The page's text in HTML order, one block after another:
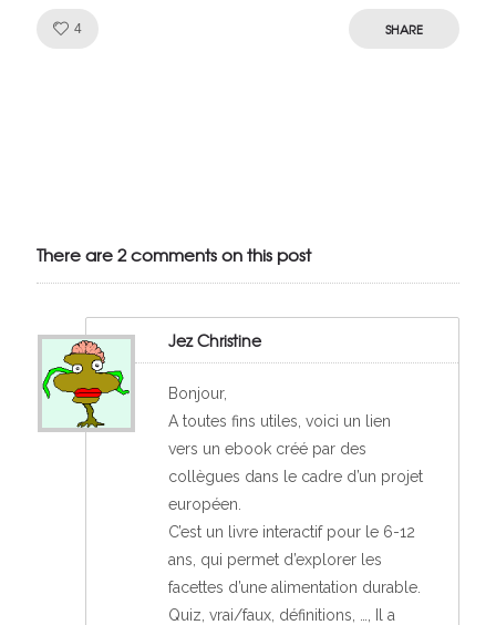
4 SHARE
There are 2 comments on this post
Jez Christine
Bonjour,
A toutes fins utiles, voici un lien
vers un ebook créé par des
collègues dans le cadre d’un projet
européen.
C’est un livre interactif pour le 6-12
ans, qui permet d’explorer les
facettes d’une alimentation durable.
Quiz, vrai/faux, définitions, …, Il a